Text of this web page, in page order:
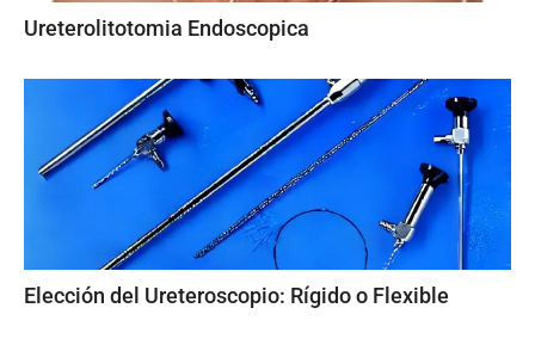
Ureterolitotomia Endoscopica
Elección del Ureteroscopio: Rígido o Flexible